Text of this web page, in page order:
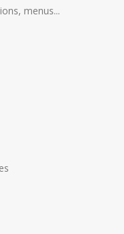
menus...